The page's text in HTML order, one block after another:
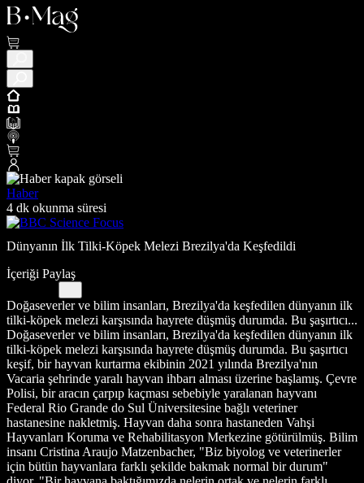
Haber
4 dk okunma süresi
Dünyanın İlk Tilki-Köpek Melezi Brezilya'da Keşfedildi
İçeriği Paylaş
Doğaseverler ve bilim insanları, Brezilya'da keşfedilen dünyanın ilk
tilki-köpek melezi karşısında hayrete düşmüş durumda. Bu şaşırtıcı...
Doğaseverler ve bilim insanları, Brezilya'da keşfedilen dünyanın ilk
tilki-köpek melezi karşısında hayrete düşmüş durumda. Bu şaşırtıcı
keşif, bir hayvan kurtarma ekibinin 2021 yılında Brezilya'nın
Vacaria şehrinde yaralı hayvan ihbarı alması üzerine başlamış. Çevre
Polisi, bir aracın çarpıp kaçması sebebiyle yaralanan hayvanı
Federal Rio Grande do Sul Üniversitesine bağlı veteriner
hastanesine nakletmiş. Hayvan daha sonra hastaneden Vahşi
Hayvanları Koruma ve Rehabilitasyon Merkezine götürülmüş. Bilim
insanı Cristina Araujo Matzenbacher, "Biz biyolog ve veterinerler
için bütün hayvanlara farklı şekilde bakmak normal bir durum"